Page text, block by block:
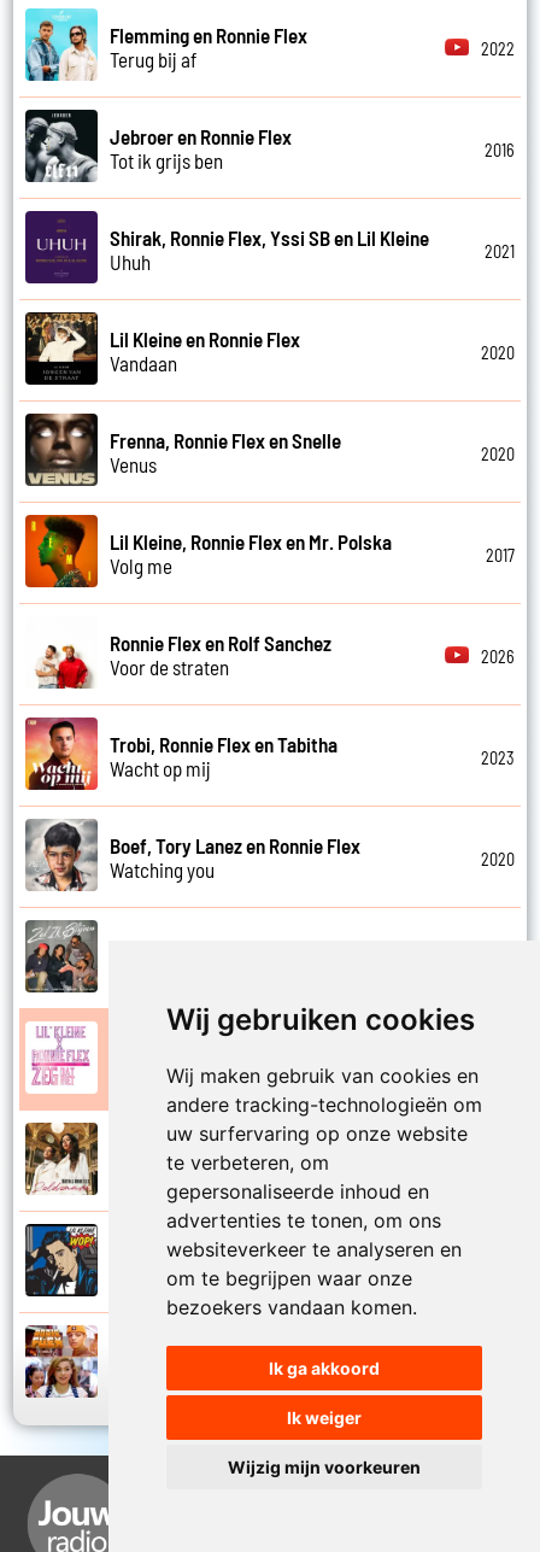
Wij gebruiken cookies
Wij maken gebruik van cookies en
andere tracking-technologieën om
uw surfervaring op onze website
te verbeteren, om
gepersonaliseerde inhoud en
advertenties te tonen, om ons
websiteverkeer te analyseren en
om te begrijpen waar onze
bezoekers vandaan komen.
Ik ga akkoord
Ik weiger
Wijzig mijn voorkeuren
Flemming en Ronnie Flex
Terug bij af
2022
Jebroer en Ronnie Flex
Tot ik grijs ben
2016
Shirak, Ronnie Flex, Yssi SB en Lil Kleine
Uhuh
2021
Lil Kleine en Ronnie Flex
Vandaan
2020
Frenna, Ronnie Flex en Snelle
Venus
2020
Lil Kleine, Ronnie Flex en Mr. Polska
Volg me
2017
Ronnie Flex en Rolf Sanchez
Voor de straten
2026
Trobi, Ronnie Flex en Tabitha
Wacht op mij
2023
Boef, Tory Lanez en Ronnie Flex
Watching you
2020
Zeg dat niet
Tabitha en Ronnie Flex
Zeldzaam
Lil Kleine en Ronnie Flex
Zonder reden
Ronnie Flex en Mr. Polska